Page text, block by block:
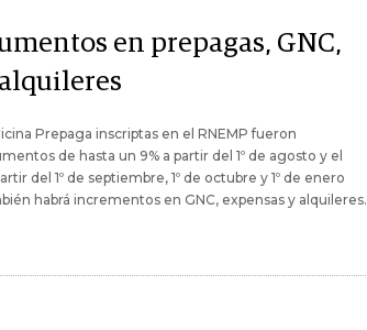
en prepagas, GNC,
Prepaga inscriptas en el RNEMP fueron
de hasta un 9% a partir del 1º de agosto y el
del 1º de septiembre, 1º de octubre y 1º de enero
habrá incrementos en GNC, expensas y alquileres.